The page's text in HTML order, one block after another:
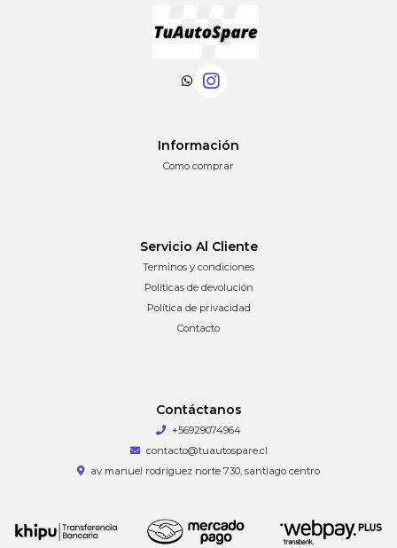
Información
Como comprar
Servicio Al Cliente
Terminos y condiciones
Políticas de devolución
Política de privacidad
Contacto
Contáctanos
+56929074964
contacto@tuautospare.cl
av manuel rodriguez norte 730, santiago centro